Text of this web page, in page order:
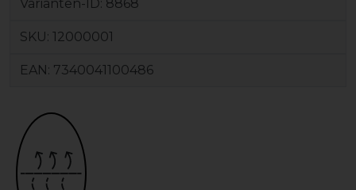
Varianten-ID: 8868
SKU: 12000001
EAN: 7340041100486